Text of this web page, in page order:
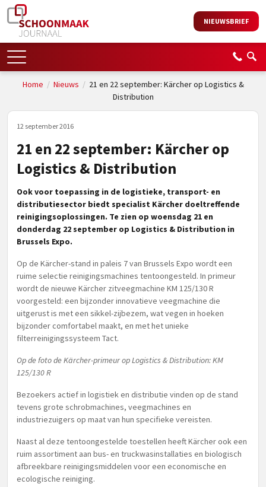
NIEUWSBRIEF
Home / Nieuws / 21 en 22 september: Kärcher op Logistics &
Distribution
12 september 2016
21 en 22 september: Kärcher op
Logistics & Distribution
Ook voor toepassing in de logistieke, transport- en
distributiesector biedt specialist Kärcher doeltreffende
reinigingsoplossingen. Te zien op woensdag 21 en
donderdag 22 september op Logistics & Distribution in
Brussels Expo.
Op de Kärcher-stand in paleis 7 van Brussels Expo wordt een
ruime selectie reinigingsmachines tentoongesteld. In primeur
wordt de nieuwe Kärcher zitveegmachine KM 125/130 R
voorgesteld: een bijzonder innovatieve veegmachine die
uitgerust is met een sikkel-zijbezem, wat vegen in hoeken
bijzonder comfortabel maakt, en met het unieke
filterreinigingssysteem Tact.
Op de foto deKärcher-primeur op Logistics & Distribution: KM
125/130 R
Bezoekers actief in logistiek en distributie vinden op de stand
tevens grote schrobmachines, veegmachines en
industriezuigers op maat van hun specifieke vereisten.
Naast al deze tentoongestelde toestellen heeft Kärcher ook een
ruim assortiment aan bus- en truckwasinstallaties en biologisch
afbreekbare reinigingsmiddelen voor een economische en
ecologische reiniging.